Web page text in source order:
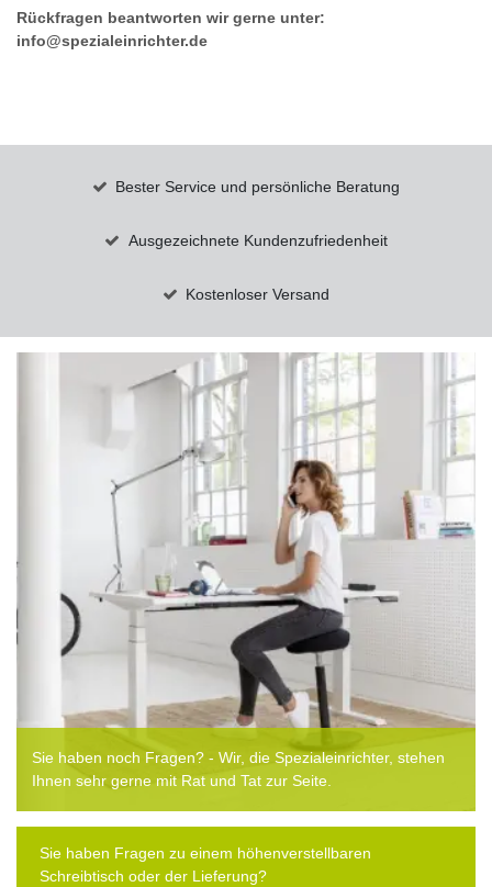
Rückfragen beantworten wir gerne unter:
info@spezialeinrichter.de
Bester Service und persönliche Beratung
Ausgezeichnete Kundenzufriedenheit
Kostenloser Versand
Sie haben noch Fragen? - Wir, die Spezialeinrichter, stehen
Ihnen sehr gerne mit Rat und Tat zur Seite.
Sie haben Fragen zu einem höhenverstellbaren
Schreibtisch oder der Lieferung?